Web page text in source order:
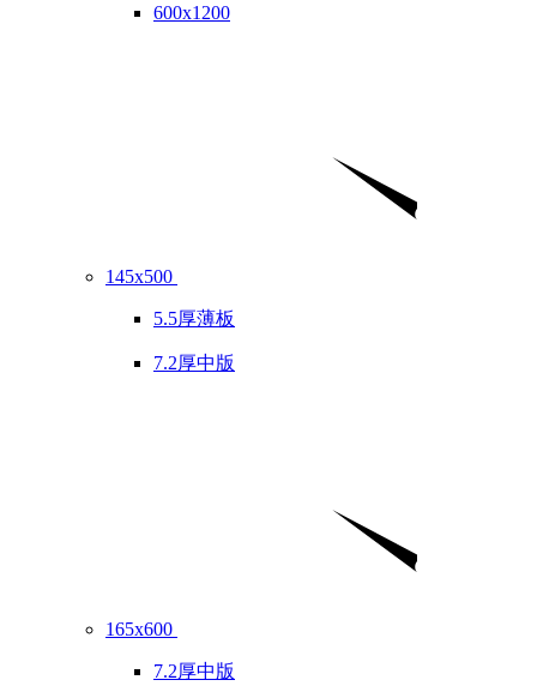
600x1200
145x500
5.5厚薄板
7.2厚中版
165x600
7.2厚中版